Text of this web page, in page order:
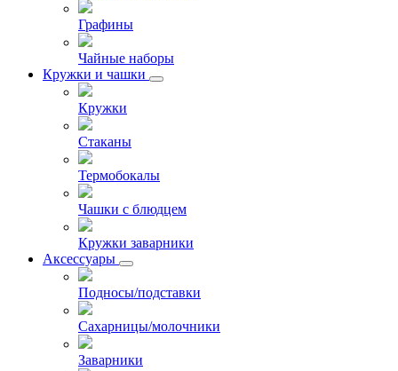
Графины
Чайные наборы
Кружки и чашки
Кружки
Стаканы
Термобокалы
Чашки с блюдцем
Кружки заварники
Аксессуары
Подносы/подставки
Сахарницы/молочники
Заварники